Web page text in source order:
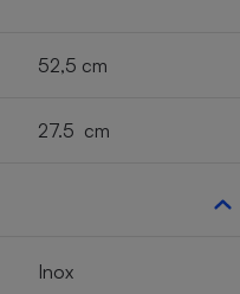
52,5 cm
27.5 cm
Inox